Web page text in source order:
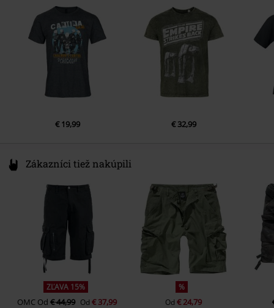
antracitová
www.cottondivision.com
€ 19,99 € 32,99
Zákazníci tiež nakúpili
ZĽAVA 15%
OMC Od€ 44,99 Od€ 37,99
%
Od € 24,79